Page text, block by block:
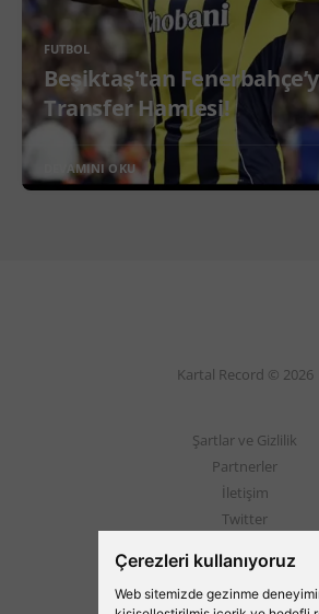
Çerezleri kullanıyoruz
Web sitemizde gezinme
FUTBOL
Beşiktaş'tan
Transfer Hamlesi!
DEVAMINI OKU
Kartal Record © 2026
Şartlar ve Gizlilik
Partnerler
İletişim
Twitter